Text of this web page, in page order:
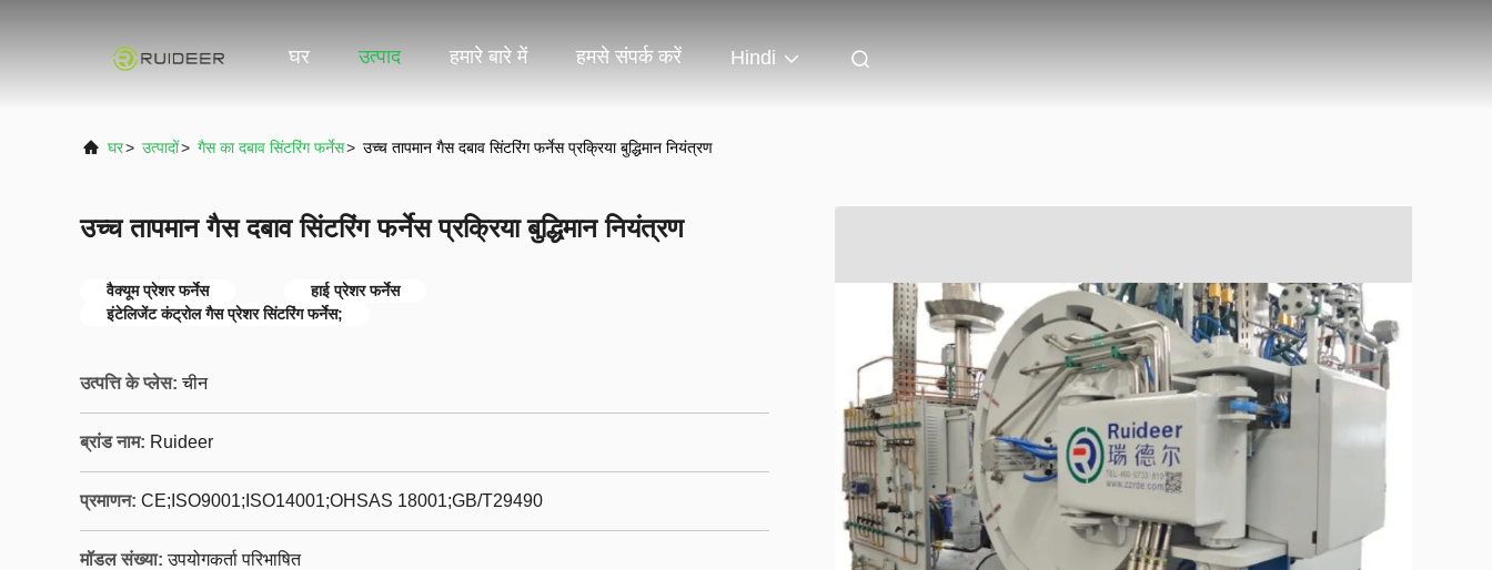
घर उत्पाद हमारे बारे में हमसे संपर्क करें Hindi
घर> उत्पादों> गैस का दबाव सिंटरिंग फर्नेस> उच्च तापमान गैस दबाव सिंटरिंग फर्नेस प्रक्रिया बुद्धिमान नियंत्रण
उच्च तापमान गैस दबाव सिंटरिंग फर्नेस प्रक्रिया बुद्धिमान नियंत्रण
वैक्यूम प्रेशर फर्नेस
हाई प्रेशर फर्नेस
इंटेलिजेंट कंट्रोल गैस प्रेशर सिंटरिंग फर्नेस;
उत्पत्ति के प्लेस: चीन
ब्रांड नाम: Ruideer
प्रमाणन: CE;ISO9001;ISO14001;OHSAS 18001;GB/T29490
मॉडल संख्या: उपयोगकर्ता परिभाषित